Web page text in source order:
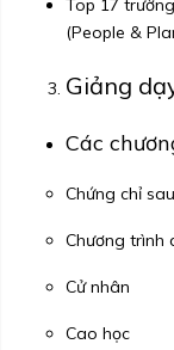
Top 17
(People &
Giảng
Các
Chứng chỉ
Chương trình
Cử nhân
Cao học